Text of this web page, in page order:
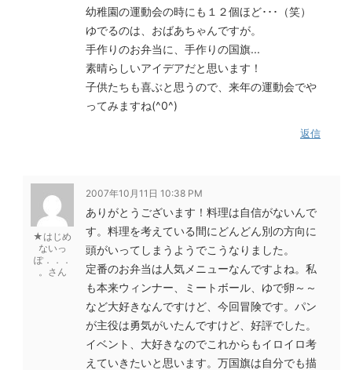
幼稚園の運動会の時にも１２個ほど･･･（笑）
ゆでるのは、おばあちゃんですが。
手作りのお弁当に、手作りの国旗...
素晴らしいアイデアだと思います！
子供たちも喜ぶと思うので、来年の運動会でや
ってみますね(^0^)
返信
★はじめ
ないっ
ぽ．．．
。さん
2007年10月11日 10:38 PM
ありがとうございます！料理は自信がないんで
す。料理を考えている間にどんどん別の方向に
頭がいってしまうようでこうなりました。
定番のお弁当は人気メニューなんですよね。私
も本来ウィンナー、ミートボール、ゆで卵～～
など大好きなんですけど、今回冒険です。パン
が主役は勇気がいたんですけど、好評でした。
イベント、大好きなのでこれからもイロイロ考
えていきたいと思います。万国旗は自分でも描